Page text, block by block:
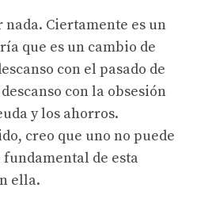
nada. Ciertamente es un
que es un cambio de
con el pasado de
con la obsesión
y los ahorros.
creo que uno no puede
de esta
ella.